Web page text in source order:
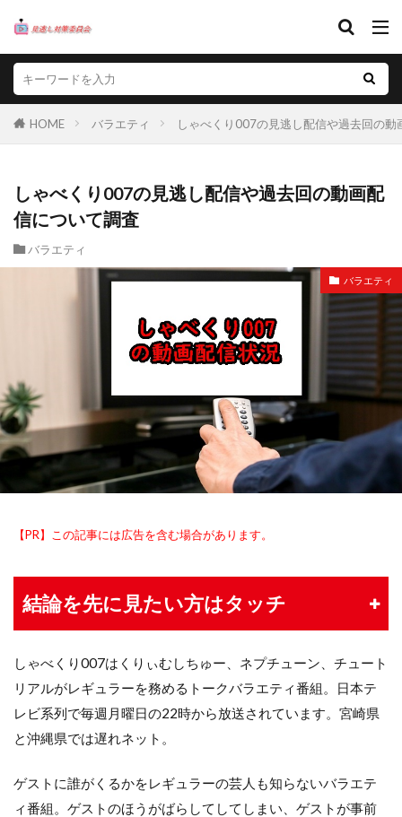
HOME バラエティ しゃべくり007の見逃し配信や過去回の動
しゃべくり007の見逃し配信や過去回の動画配
信について調査
バラエティ
バラエティ
【PR】この記事には広告を含む場合があります。
結論を先に見たい方はタッチ
しゃべくり007はくりぃむしちゅー、ネプチューン、チュート
リアルがレギュラーを務めるトークバラエティ番組。日本テ
レビ系列で毎週月曜日の22時から放送されています。宮崎県
と沖縄県では遅れネット。
ゲストに誰がくるかをレギュラーの芸人も知らないバラエテ
ィ番組。ゲストのほうがばらしてしてしまい、ゲストが事前